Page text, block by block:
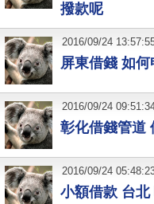
撥款呢
屏東借錢 如
2016/09/24
彰化借錢管道
2016/09/24
小額借款 台
2016/09/24